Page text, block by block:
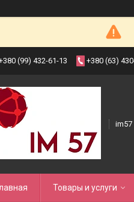
(99) 432-61-13 +380 (63)
im57
Товары и услуги